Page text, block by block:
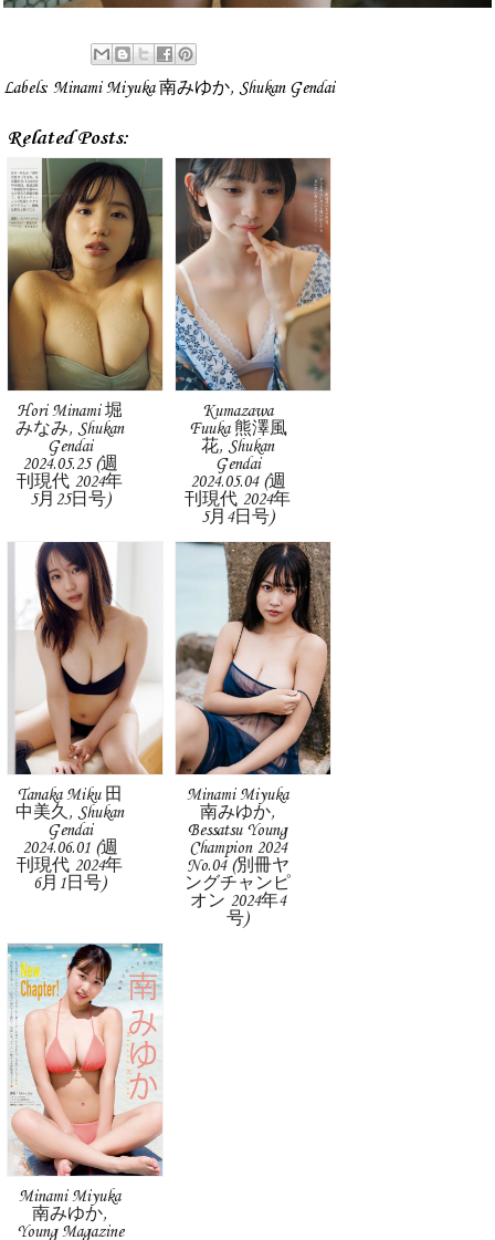
Labels: Minami Miyuka 南みゆか, Shukan Gendai
Related Posts:
Hori Minami 堀
みなみ, Shukan
Gendai
2024.05.25 (週
刊現代 2024年
5月25日号)
Kumazawa
Fuuka 熊澤風
花, Shukan
Gendai
2024.05.04 (週
刊現代 2024年
5月4日号)
Tanaka Miku 田
中美久, Shukan
Gendai
2024.06.01 (週
刊現代 2024年
6月1日号)
Minami Miyuka
南みゆか,
Bessatsu Young
Champion 2024
No.04 (別冊ヤ
ングチャンピ
オン 2024年4
号)
Minami Miyuka
南みゆか,
Young Magazine